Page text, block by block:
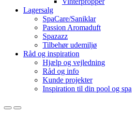
Lagersalg
SpaCare/Saniklar
Passion Aromaduft
Spazazz
Tilbehør udemiljø
Råd og inspiration
Hjælp og vejledning
Råd og info
Kunde projekter
Inspiration til din pool og spa
OpenClose